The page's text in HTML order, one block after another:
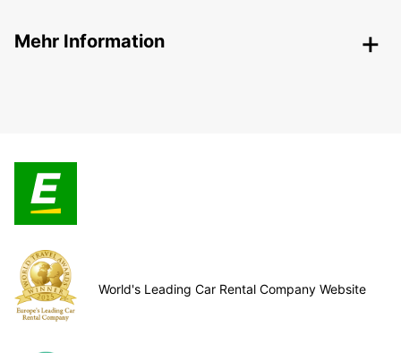
Mehr Information
World's Leading Car Rental Company Website